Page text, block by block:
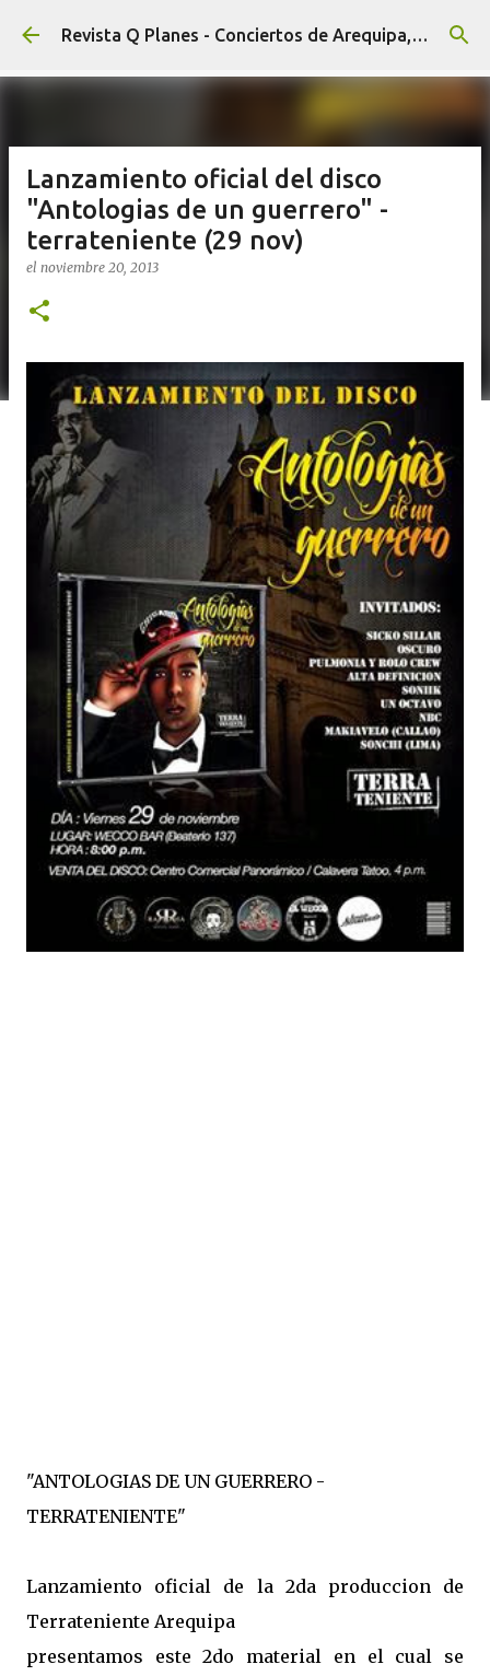
Ir al contenido principal Revista Q Planes - Conciertos de Arequipa, fiestas, eventos y Cultura
Lanzamiento oficial del disco
"Antologias de un guerrero" -
terrateniente (29 nov)
el noviembre 20, 2013
"ANTOLOGIAS DE UN GUERRERO -
TERRATENIENTE"
Lanzamiento oficial de la 2da produccion de
Terrateniente Arequipa
presentamos este 2do material en el cual se